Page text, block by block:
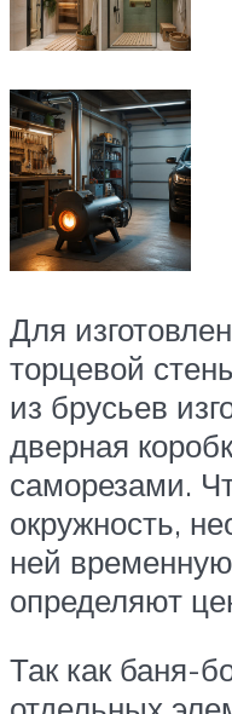
Для
торцевой
из брусьев
дверная
саморезами.
окружность,
ней
определяют
Так как баня-